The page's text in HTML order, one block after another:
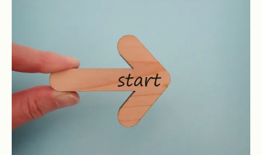
断捨離と不用品処分を効率よく進める方法
断捨離後の整理整頓を続けるコツとは
断捨離成功のために家族で協力する方法
スムーズな片付けを叶える断捨離実践法
断捨離を効率化するエリア分け実践法